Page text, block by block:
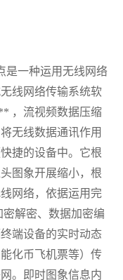
是一种运用无线网络
线网络传输系统软
，流视频数据压缩
无线数据通讯作用
捷的设备中。它根
图象开展缩小，根
网络，依据运用完
解密、数据加密编
端设备的实时动态
化币飞机票等）传
。即时图象信息内